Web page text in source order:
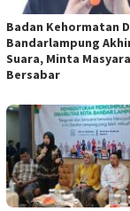
Badan Kehormatan
Bandarlampung
Suara, Minta
Bersabar